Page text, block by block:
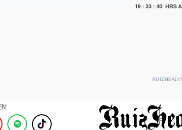
19 : 33 : 41 HRS